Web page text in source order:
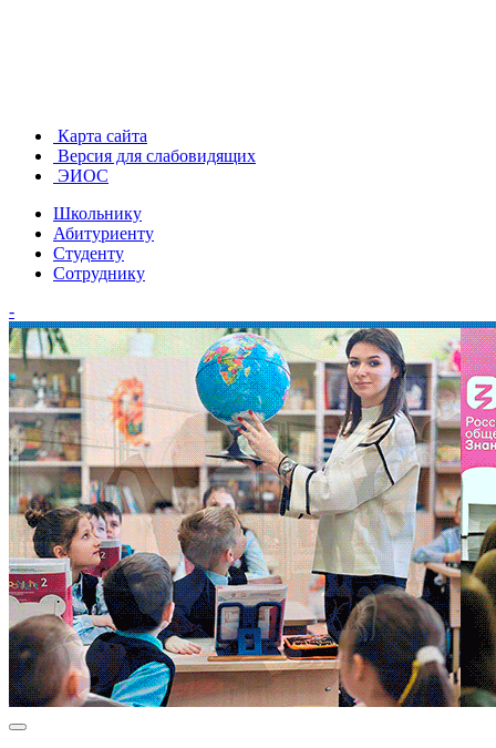
Карта сайта
Версия для слабовидящих
ЭИОС
Школьнику
Абитуриенту
Студенту
Сотруднику
-